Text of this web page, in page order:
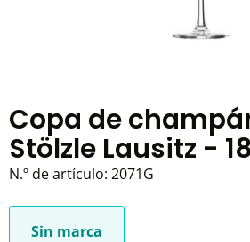
Copa de
Stölzle Lausitz -
N.º de artículo: 2071G
Sin marca